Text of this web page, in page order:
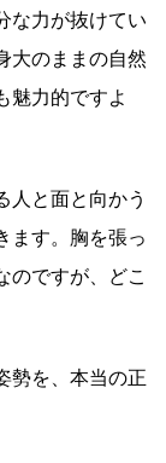
な力が抜けてい
大のままの自然
魅力的ですよ
人と面と向かう
ます。胸を張っ
のですが、どこ
勢を、本当の正